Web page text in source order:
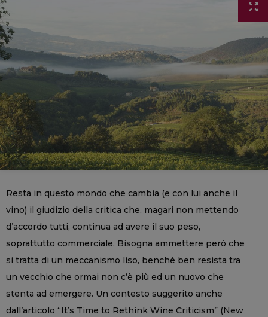
Resta in questo mondo che cambia (e con lui anche il
vino) il giudizio della critica che, magari non mettendo
d’accordo tutti, continua ad avere il suo peso,
soprattutto commerciale. Bisogna ammettere però che
si tratta di un meccanismo liso, benché ben resista tra
un vecchio che ormai non c’è più ed un nuovo che
stenta ad emergere. Un contesto suggerito anche
dall’articolo “It’s Time to Rethink Wine Criticism” (New